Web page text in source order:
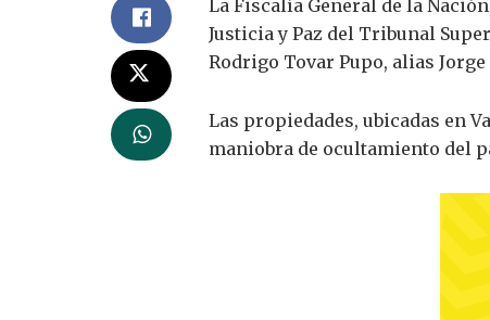
La Fiscalía General de la
Justicia y Paz del Tribunal
Rodrigo Tovar Pupo, alias
Las propiedades, ubicadas en
maniobra de ocultamiento del